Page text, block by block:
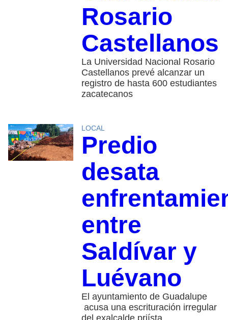
Rosario
Castellanos
La Universidad Nacional Rosario
Castellanos prevé alcanzar un
registro de hasta 600 estudiantes
zacatecanos
LOCAL
Predio
desata
entre
Saldívar y
Luévano
El ayuntamiento de Guadalupe
acusa una escrituración irregular